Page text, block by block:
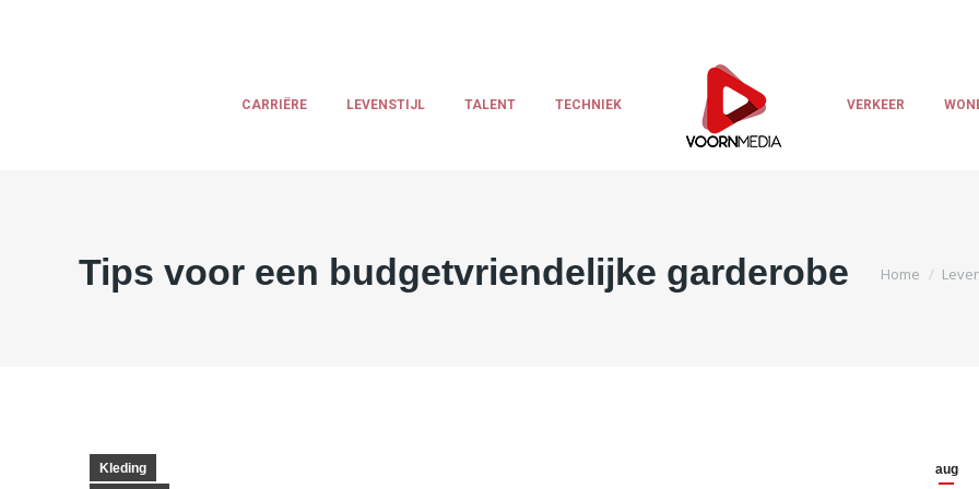
CARRIËRE LEVENSTIJL TALENT TECHNIEK VERKEER
Tips voor een budgetvriendelijke garderobe Je bent hier:
Home
aug
Kleding